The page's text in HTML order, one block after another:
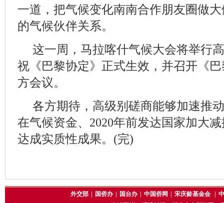
一道，把气候变化南南合作朋友圈做
的气候伙伴关系。
这一周，马拉喀什气候大会将举行
祝《巴黎协定》正式生效，并召开《
方会议。
各方期待，高级别磋商能够加速推
在气候资金、2020年前发达国家加大
达成实质性成果。(完)
外交部 国侨办 国台办 中国侨网 宋庆龄基金会